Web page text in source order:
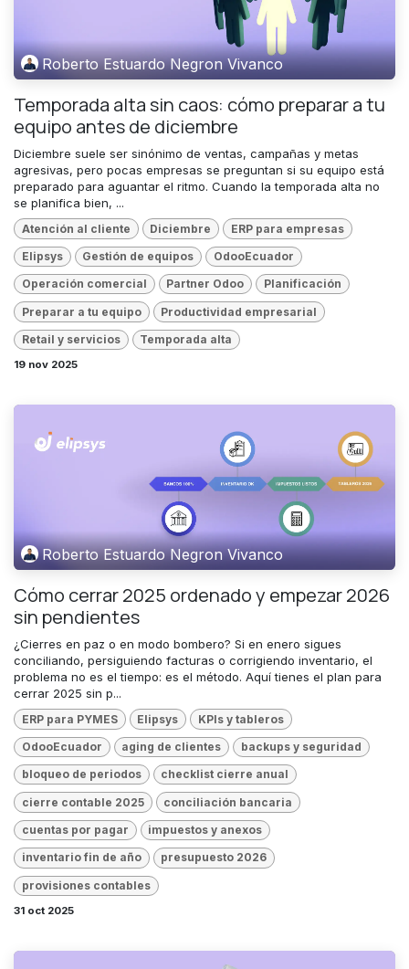
Roberto Estuardo Negron Vivanco
Temporada alta sin caos: cómo preparar a tu
equipo antes de diciembre
Diciembre suele ser sinónimo de ventas, campañas y metas
agresivas, pero pocas empresas se preguntan si su equipo está
preparado para aguantar el ritmo. Cuando la temporada alta no
se planifica bien, ...
Atención al cliente Diciembre ERP para empresas
Elipsys Gestión de equipos OdooEcuador
Operación comercial Partner Odoo Planificación
Preparar a tu equipo Productividad empresarial
Retail y servicios Temporada alta
19 nov 2025
Roberto Estuardo Negron Vivanco
Cómo cerrar 2025 ordenado y empezar 2026
sin pendientes
¿Cierres en paz o en modo bombero? Si en enero sigues
conciliando, persiguiendo facturas o corrigiendo inventario, el
problema no es el tiempo: es el método. Aquí tienes el plan para
cerrar 2025 sin p...
ERP para PYMES Elipsys KPIs y tableros
OdooEcuador aging de clientes backups y seguridad
bloqueo de periodos checklist cierre anual
cierre contable 2025 conciliación bancaria
cuentas por pagar impuestos y anexos
inventario fin de año presupuesto 2026
provisiones contables
31 oct 2025